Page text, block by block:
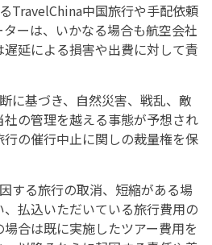
TravelChina中国旅行や手配依頼
ーは、いかなる場合も航空会社
延による損害や出費に対して責
に基づき、自然災害、戦乱、敵
の管理を越える事態が予想され
の催行中止に関しの裁量権を保
する旅行の取消、短縮がある場
払込いただいている旅行費用の
合は既に実施したツアー費用を